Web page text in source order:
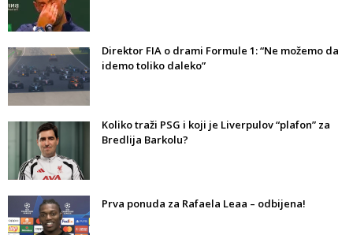
Direktor FIA o drami Formule 1: “Ne možemo da
idemo toliko daleko”
Koliko traži PSG i koji je Liverpulov “plafon” za
Bredlija Barkolu?
Prva ponuda za Rafaela Leaa – odbijena!